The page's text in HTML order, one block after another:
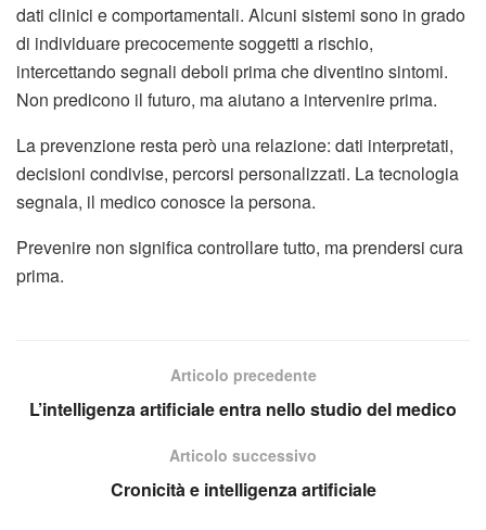
dati clinici e comportamentali. Alcuni sistemi sono in grado
di individuare precocemente soggetti a rischio,
intercettando segnali deboli prima che diventino sintomi.
Non predicono il futuro, ma aiutano a intervenire prima.
La prevenzione resta però una relazione: dati interpretati,
decisioni condivise, percorsi personalizzati. La tecnologia
segnala, il medico conosce la persona.
Prevenire non significa controllare tutto, ma prendersi cura
prima.
Articolo precedente
L’intelligenza artificiale entra nello studio del medico
Articolo successivo
Cronicità e intelligenza artificiale